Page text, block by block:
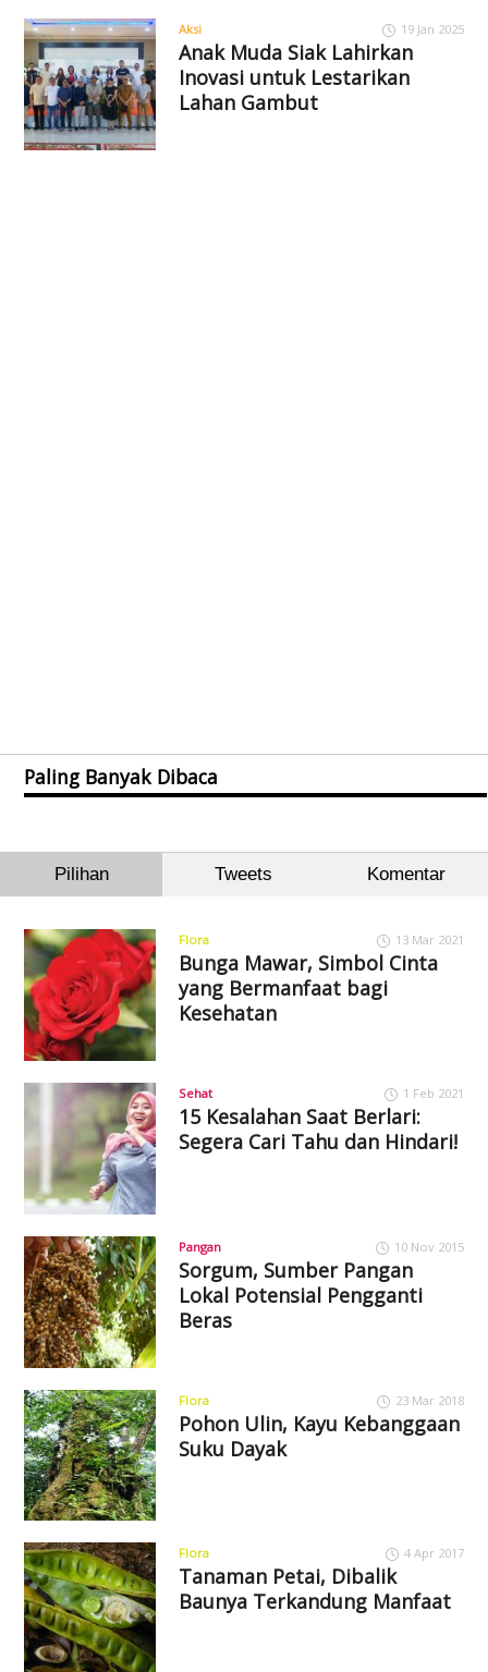
Aksi 19 Jan 2025
Anak Muda Siak Lahirkan
Inovasi untuk Lestarikan
Lahan Gambut
Paling Banyak Dibaca
Pilihan Tweets Komentar
Flora 13 Mar 2021
Bunga Mawar, Simbol Cinta
yang Bermanfaat bagi
Kesehatan
Sehat 1 Feb 2021
15 Kesalahan Saat Berlari:
Segera Cari Tahu dan Hindari!
Pangan 10 Nov 2015
Sorgum, Sumber Pangan
Lokal Potensial Pengganti
Beras
Flora 23 Mar 2018
Pohon Ulin, Kayu Kebanggaan
Suku Dayak
Flora 4 Apr 2017
Tanaman Petai, Dibalik
Baunya Terkandung Manfaat